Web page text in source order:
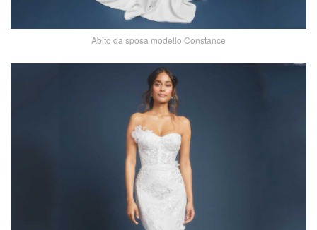
Abito da sposa modello Constance